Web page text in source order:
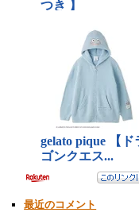
最近のコメント